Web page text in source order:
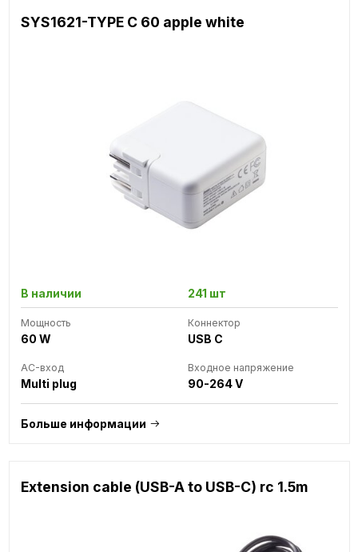
SYS1621-TYPE C 60 apple white
В наличии 241 шт
Мощность
60 W
Коннектор
USB C
AC-вход
Multi plug
Входное напряжение
90-264 V
Больше информации
Extension cable (USB-A to USB-C) rc 1.5m